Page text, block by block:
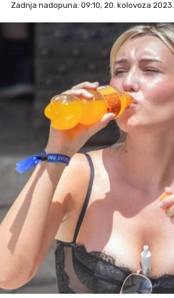
Zadnja nadopuna: 09:10, 20. kolovoza 2023.